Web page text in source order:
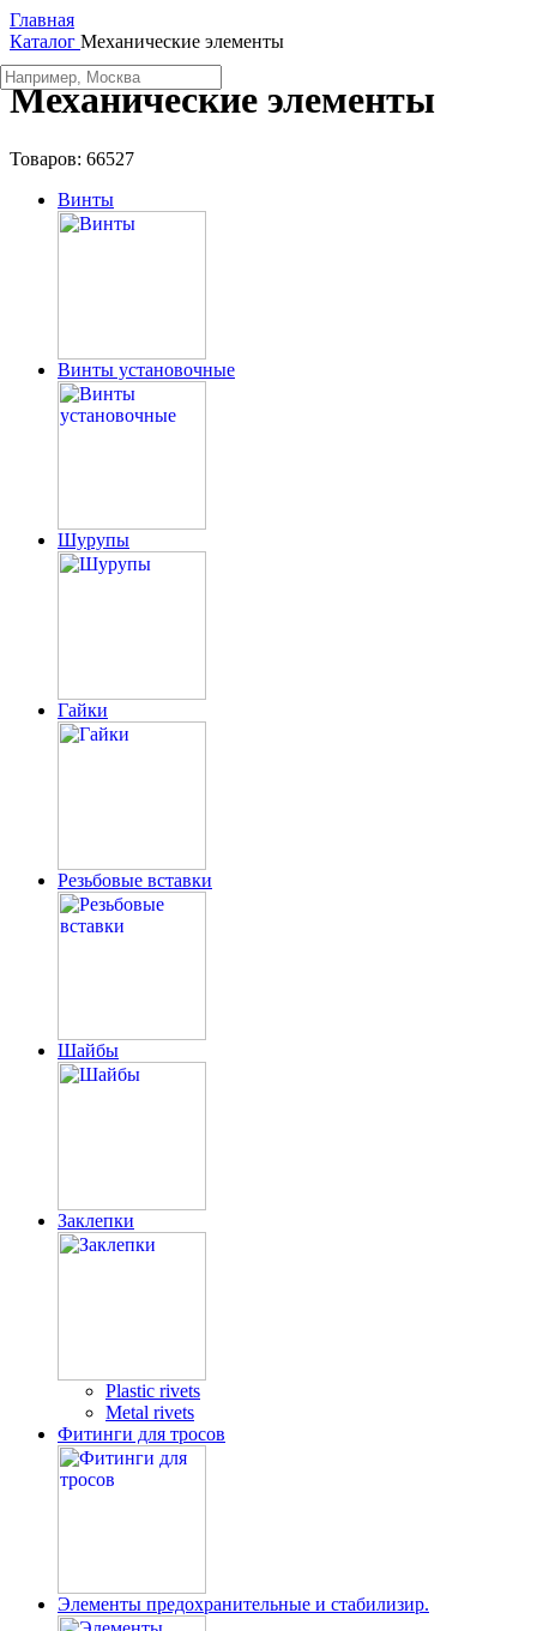
Главная
Каталог Механические элементы
Механические элементы
Товаров: 66527
Винты
Винты установочные
Шурупы
Гайки
Резьбовые вставки
Шайбы
Заклепки
Plastic rivets
Metal rivets
Фитинги для тросов
Элементы предохранительные и стабилизир.